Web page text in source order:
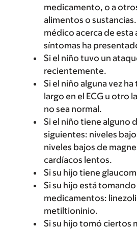
medicamento, o a
alimentos o
médico acerca de esta
síntomas ha
Si el niño tuvo un
recientemente.
Si el niño alguna vez
largo en el ECG u otro
no sea normal.
Si el niño tiene alguno
siguientes: niveles
niveles bajos de
cardíacos lentos.
Si su hijo tiene
Si su hijo está
medicamentos:
metiltioninio.
Si su hijo tomó ciertos